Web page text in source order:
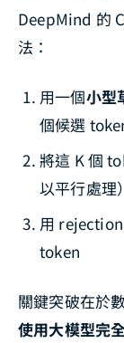
DeepMind 的
法：
用一個小型
個候選
將這 K 個
以平行處理）
用
token
關鍵突破在於
使用大模型完